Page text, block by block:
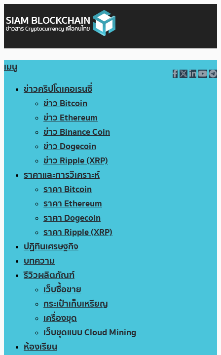
เมนู
ข่าวคริปโตเคอเรนซี่
ข่าว Bitcoin
ข่าว Ethereum
ข่าว Binance Coin
ข่าว Dogecoin
ข่าว Ripple (XRP)
ราคาและการวิเคราะห์
ราคา Bitcoin
ราคา Ethereum
ราคา Dogecoin
ราคา Ripple (XRP)
ปฏิทินเศรษฐกิจ
บทความ
รีวิวผลิตภัณฑ์
เว็บซื้อขาย
กระเป๋าเก็บเหรียญ
เครื่องขุด
เว็บขุดแบบ Cloud Mining
ห้องเรียน